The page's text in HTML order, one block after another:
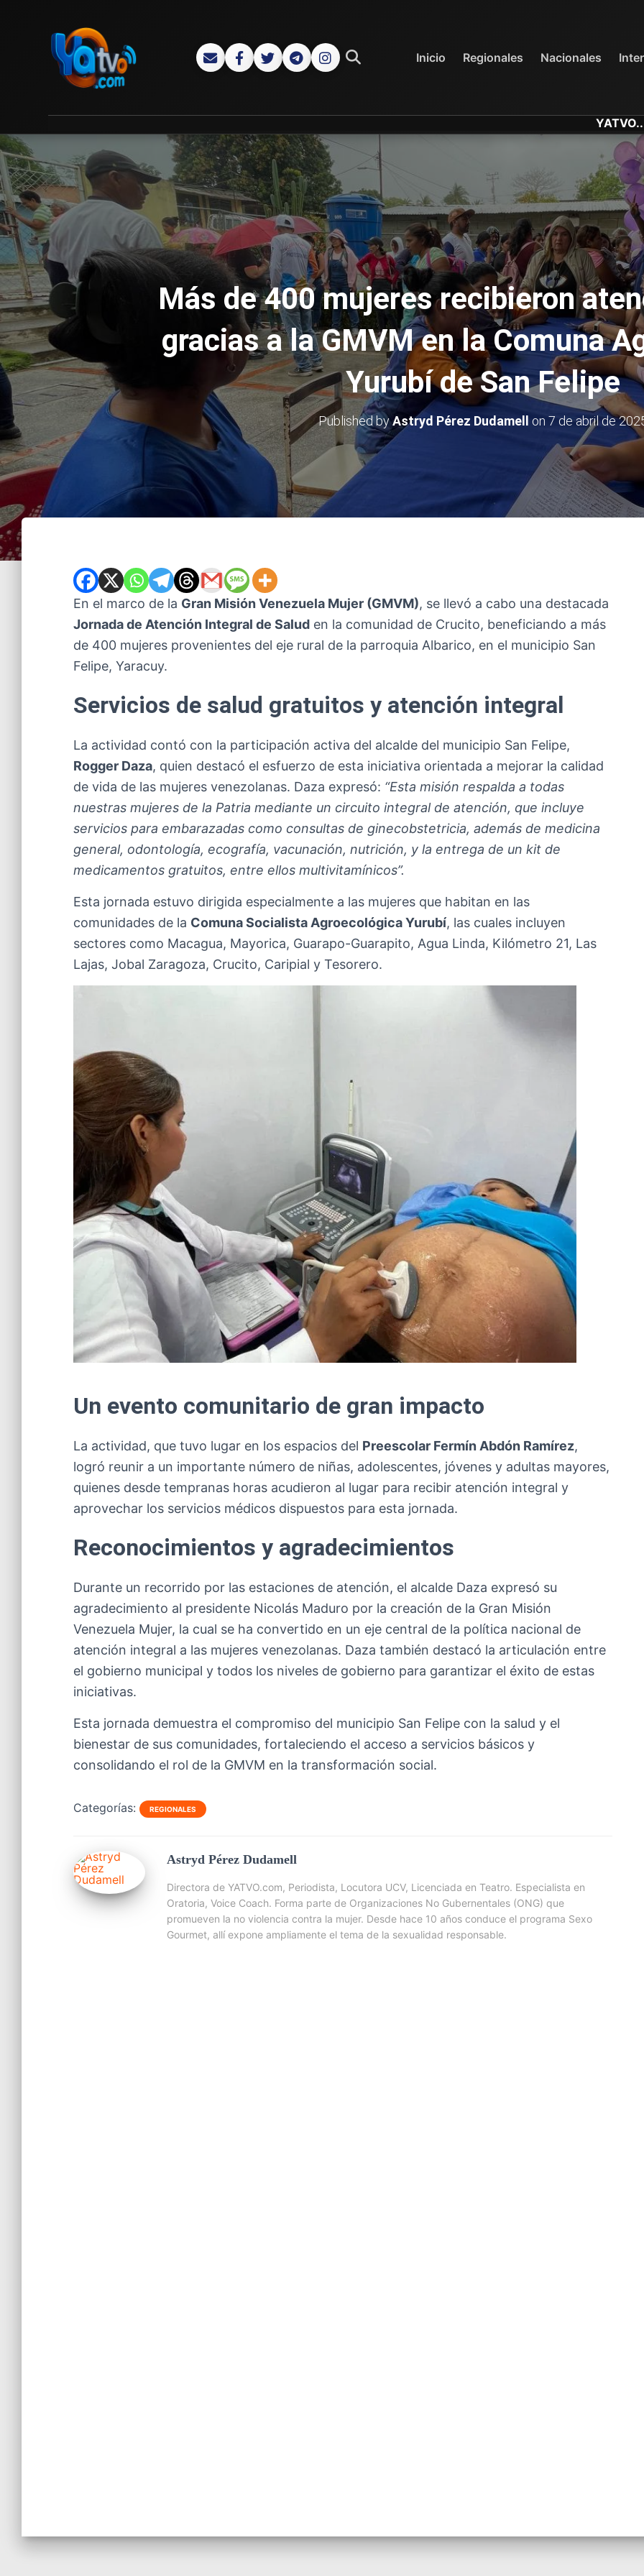
Inicio Regionales Nacionales
YATVO... Tu Canal
Más de 400 mujeres recibieron
gracias a la GMVM en la Comuna
Yurubí de San Felipe
Published byAstryd Pérez Dudamell on 7 de abril de
En el marco de la Gran Misión Venezuela Mujer (GMVM), se llevó a cabo una destacada
Jornada de Atención Integral de Salud en la comunidad de Crucito, beneficiando a más
de 400 mujeres provenientes del eje rural de la parroquia Albarico, en el municipio San
Felipe, Yaracuy.
Servicios de salud gratuitos y atención integral
La actividad contó con la participación activa del alcalde del municipio San Felipe,
Rogger Daza, quien destacó el esfuerzo de esta iniciativa orientada a mejorar la calidad
de vida de las mujeres venezolanas. Daza expresó: “Esta misión respalda a todas
nuestras mujeres de la Patria mediante un circuito integral de atención, que incluye
servicios para embarazadas como consultas de ginecobstetricia, además de medicina
general, odontología, ecografía, vacunación, nutrición, y la entrega de un kit de
medicamentos gratuitos, entre ellos multivitamínicos”.
Esta jornada estuvo dirigida especialmente a las mujeres que habitan en las
comunidades de la Comuna Socialista Agroecológica Yurubí, las cuales incluyen
sectores como Macagua, Mayorica, Guarapo-Guarapito, Agua Linda, Kilómetro 21, Las
Lajas, Jobal Zaragoza, Crucito, Caripial y Tesorero.
Un evento comunitario de gran impacto
La actividad, que tuvo lugar en los espacios del Preescolar Fermín Abdón Ramírez,
logró reunir a un importante número de niñas, adolescentes, jóvenes y adultas mayores,
quienes desde tempranas horas acudieron al lugar para recibir atención integral y
aprovechar los servicios médicos dispuestos para esta jornada.
Reconocimientos y agradecimientos
Durante un recorrido por las estaciones de atención, el alcalde Daza expresó su
agradecimiento al presidente Nicolás Maduro por la creación de la Gran Misión
Venezuela Mujer, la cual se ha convertido en un eje central de la política nacional de
atención integral a las mujeres venezolanas. Daza también destacó la articulación entre
el gobierno municipal y todos los niveles de gobierno para garantizar el éxito de estas
iniciativas.
Esta jornada demuestra el compromiso del municipio San Felipe con la salud y el
bienestar de sus comunidades, fortaleciendo el acceso a servicios básicos y
consolidando el rol de la GMVM en la transformación social.
Categorías: REGIONALES
Astryd Pérez Dudamell
Directora de YATVO.com, Periodista, Locutora UCV, Licenciada en Teatro. Especialista en
Oratoria, Voice Coach. Forma parte de Organizaciones No Gubernentales (ONG) que
promueven la no violencia contra la mujer. Desde hace 10 años conduce el programa Sexo
Gourmet, allí expone ampliamente el tema de la sexualidad responsable.